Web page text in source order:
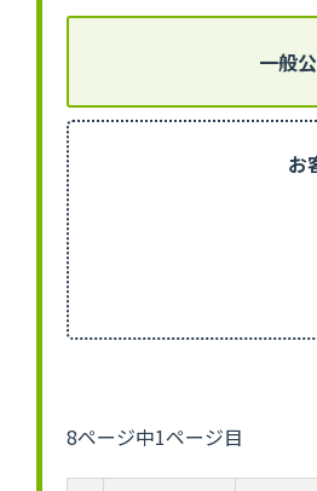
一般
お
8ページ中1ページ目